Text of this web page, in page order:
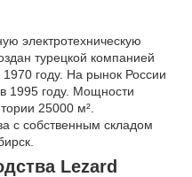
электротехническую
турецкой компанией
году. На рынок России
1995 году. Мощности
25000 м².
с собственным складом
Lezard